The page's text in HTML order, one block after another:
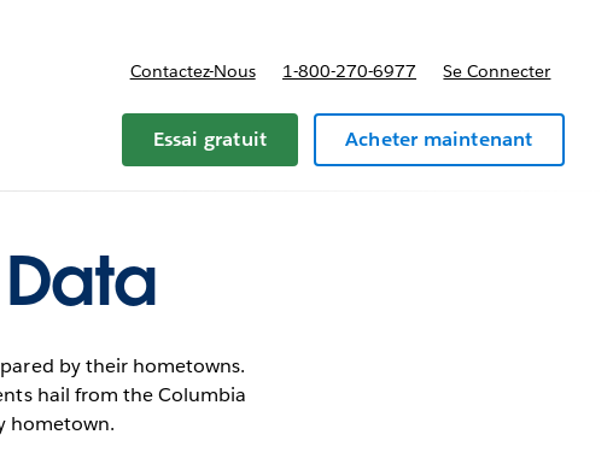
Contactez-Nous 1-800-270-6977 Se Connecter
Essai gratuit Acheter maintenant
by their hometowns.
hail from the Columbia
hometown.